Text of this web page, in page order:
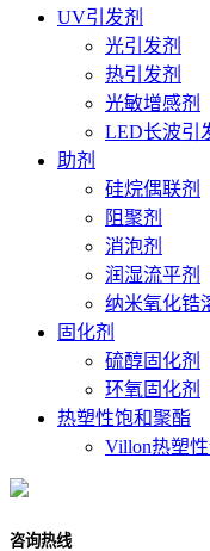
UV引发剂
光引发剂
热引发剂
光敏增感剂
LED长波引
助剂
硅烷偶联剂
阻聚剂
消泡剂
润湿流平剂
纳米氧化锆
固化剂
硫醇固化剂
环氧固化剂
热塑性饱和聚酯
Villon热塑
咨询热线